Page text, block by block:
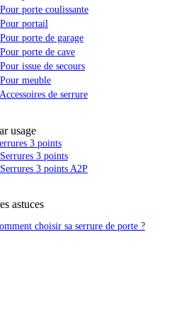
Pour porte coulissante
Pour portail
Pour porte de garage
Pour porte de cave
Pour issue de secours
Pour meuble
Accessoires de serrure
usage
3 points
Serrures 3 points
Serrures 3 points A2P
astuces
choisir sa serrure de porte ?